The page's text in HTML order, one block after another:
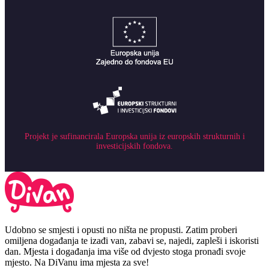
Projekt je sufinancirala Europska unija iz europskih strukturnih i
investicijskih fondova.
Udobno se smjesti i opusti no ništa ne propusti. Zatim proberi
omiljena događanja te izađi van, zabavi se, najedi, zapleši i iskoristi
dan. Mjesta i događanja ima više od dvjesto stoga pronađi svoje
mjesto. Na DiVanu ima mjesta za sve!